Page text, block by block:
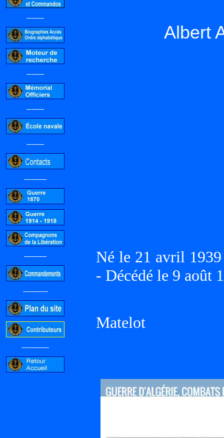
-------
-------
-------
-------
---------
---------
----------
-----------
Albert
Né le 21 avril
- Décédé le 9 août
Matelot